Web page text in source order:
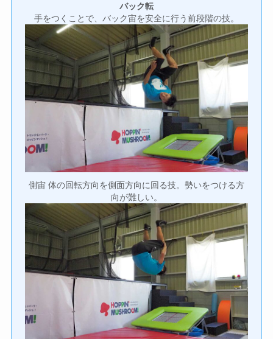
バック転
手をつくことで、バック宙を安全に行う前段階の技。
側宙 体の回転方向を側面方向に回る技。勢いをつける方
向が難しい。